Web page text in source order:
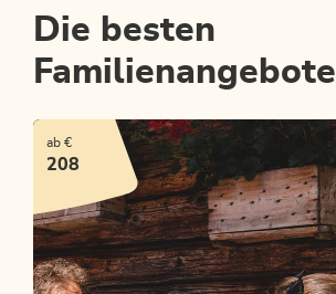
Die besten
Familienangebote
ab €
208